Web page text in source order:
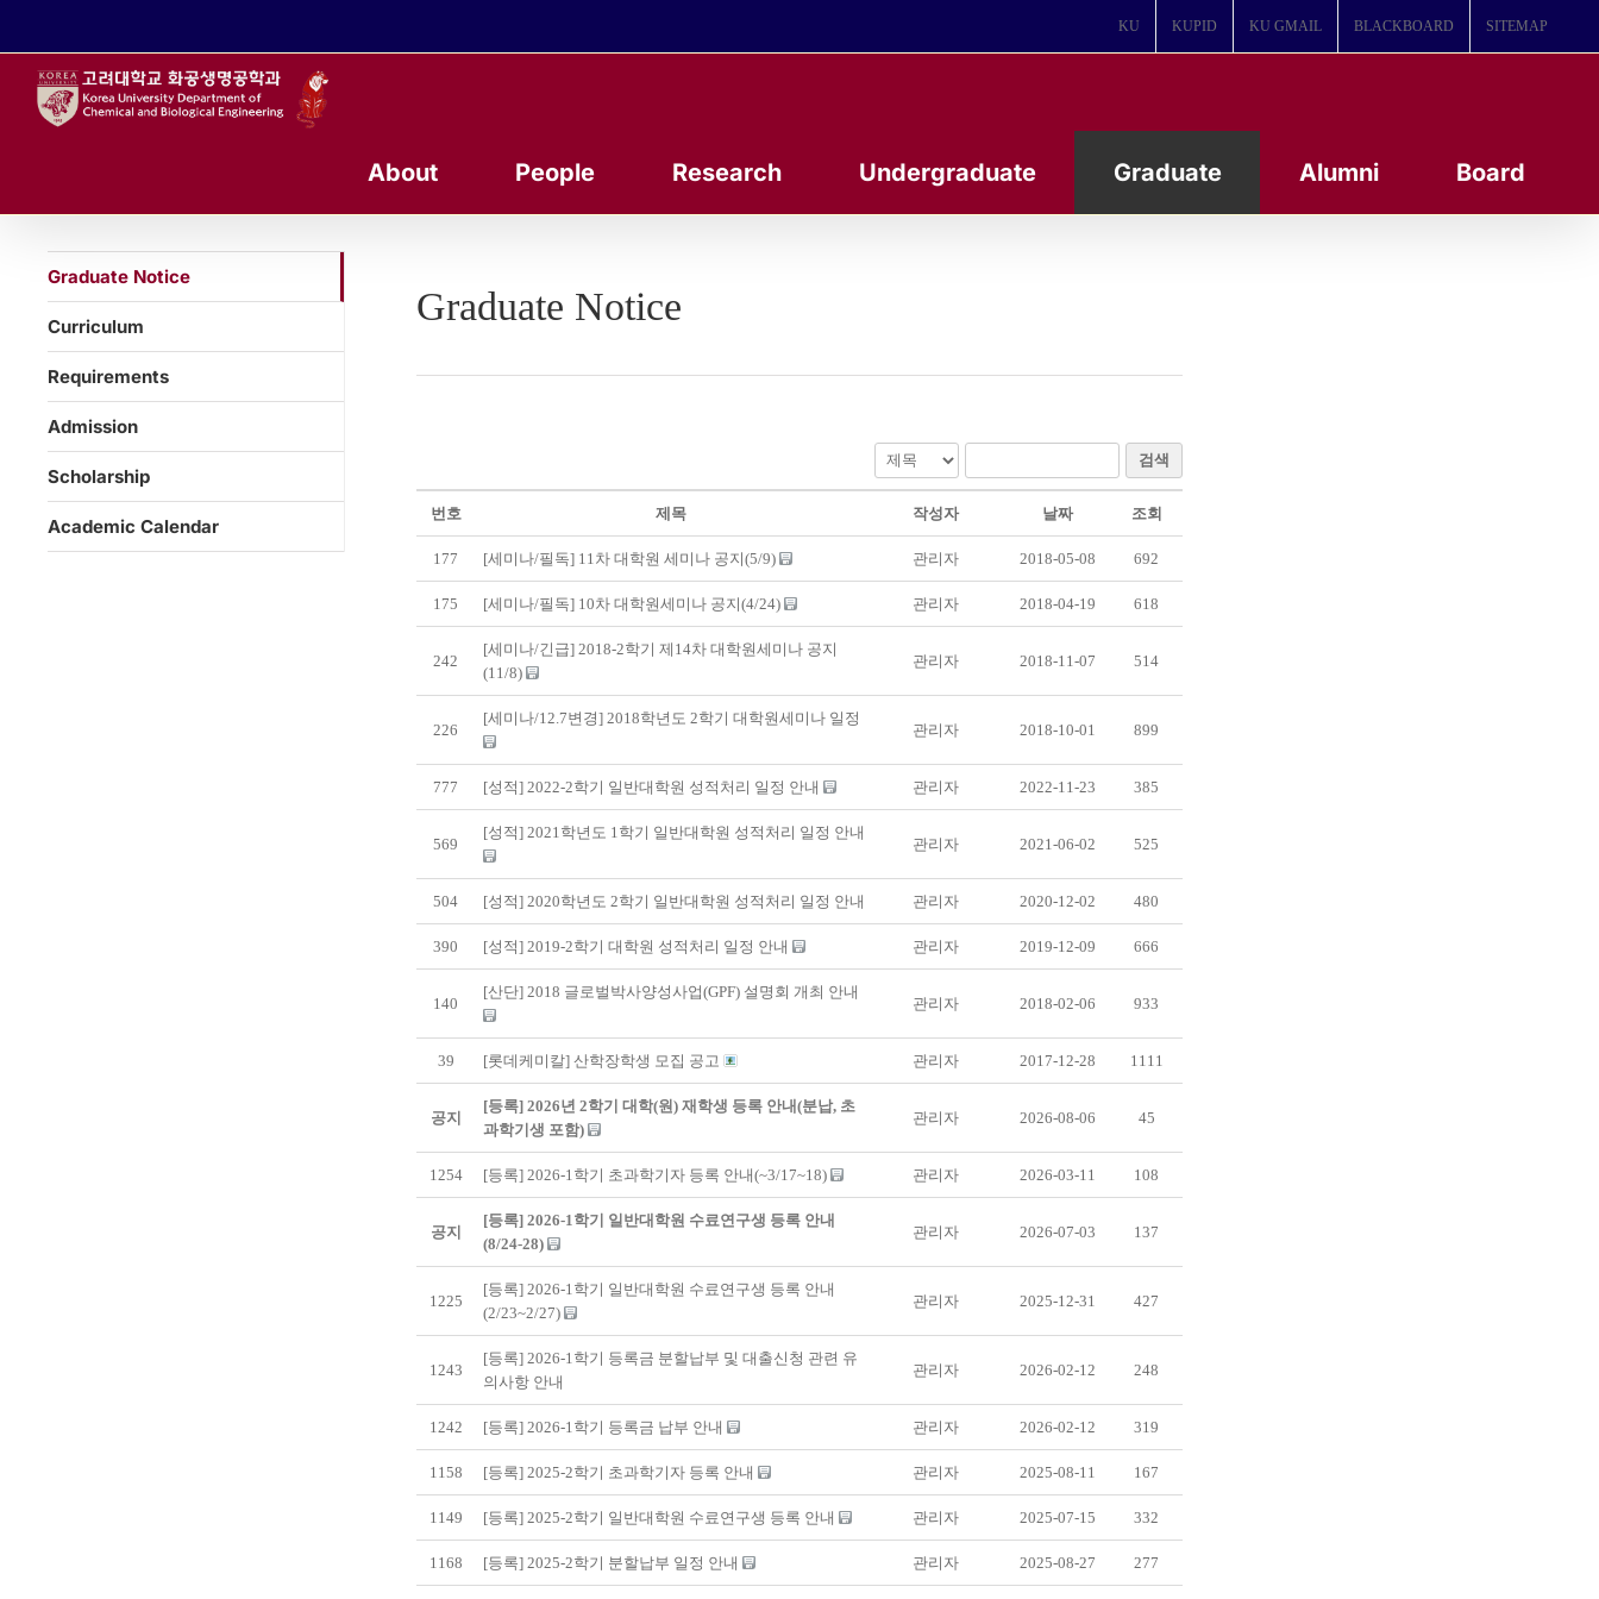
KU KUPID KU GMAIL BLACKBOARD SITEMAP
About People Research Undergraduate Graduate Alumni Board
Graduate Notice
검색
번호 제목 작성자 날짜 조회
177 [세미나/필독] 11차 대학원 세미나 공지(5/9) 관리자 2018-05-08 692
175 [세미나/필독] 10차 대학원세미나 공지(4/24) 관리자 2018-04-19 618
242
[세미나/긴급] 2018-2학기 제14차 대학원세미나 공지
(11/8)
관리자 2018-11-07 514
226
[세미나/12.7변경] 2018학년도 2학기 대학원세미나 일정
관리자 2018-10-01 899
777 [성적] 2022-2학기 일반대학원 성적처리 일정 안내 관리자 2022-11-23 385
569
[성적] 2021학년도 1학기 일반대학원 성적처리 일정 안내
관리자 2021-06-02 525
504 [성적] 2020학년도 2학기 일반대학원 성적처리 일정 안내 관리자 2020-12-02 480
390 [성적] 2019-2학기 대학원 성적처리 일정 안내 관리자 2019-12-09 666
140
[산단] 2018 글로벌박사양성사업(GPF) 설명회 개최 안내
관리자 2018-02-06 933
39 [롯데케미칼] 산학장학생 모집 공고 관리자 2017-12-28 1111
공지
[등록] 2026년 2학기 대학(원) 재학생 등록 안내(분납, 초
과학기생 포함)
관리자 2026-08-06 45
1254 [등록] 2026-1학기 초과학기자 등록 안내(~3/17~18) 관리자 2026-03-11 108
공지
[등록] 2026-1학기 일반대학원 수료연구생 등록 안내
(8/24-28)
관리자 2026-07-03 137
1225
[등록] 2026-1학기 일반대학원 수료연구생 등록 안내
(2/23~2/27)
관리자 2025-12-31 427
1243
[등록] 2026-1학기 등록금 분할납부 및 대출신청 관련 유
의사항 안내
관리자 2026-02-12 248
1242 [등록] 2026-1학기 등록금 납부 안내 관리자 2026-02-12 319
1158 [등록] 2025-2학기 초과학기자 등록 안내 관리자 2025-08-11 167
1149 [등록] 2025-2학기 일반대학원 수료연구생 등록 안내 관리자 2025-07-15 332
1168 [등록] 2025-2학기 분할납부 일정 안내 관리자 2025-08-27 277
Graduate Notice
Curriculum
Requirements
Admission
Scholarship
Academic Calendar